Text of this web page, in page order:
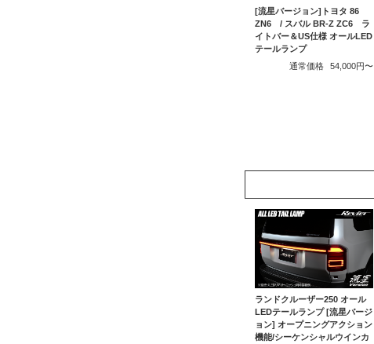
[流星バージョン]トヨタ 86
ZN6 / スバル BR-Z ZC6 ラ
イトバー＆US仕様 オールLED
テールランプ
通常価格
54,000円〜
ランドクルーザー250 オール
LEDテールランプ [流星バージ
ョン] オープニングアクション
機能/シーケンシャルウインカ